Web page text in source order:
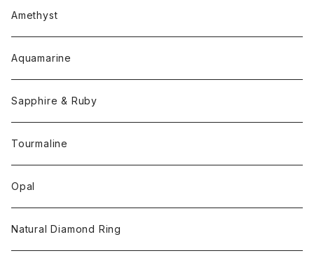
Amethyst
Aquamarine
Sapphire & Ruby
Tourmaline
Opal
Natural Diamond Ring